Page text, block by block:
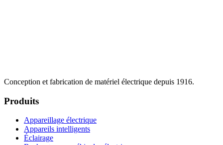
Conception et fabrication de matériel électrique depuis 1916.
Produits
Appareillage électrique
Appareils intelligents
Éclairage